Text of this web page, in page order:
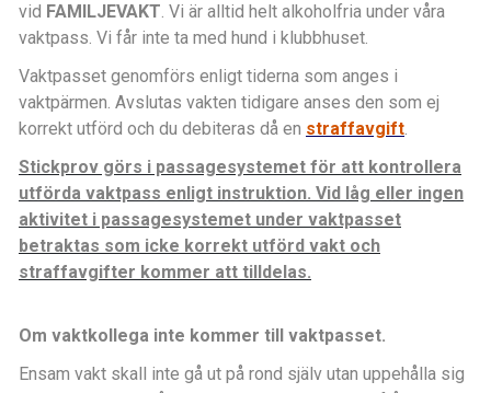
vid FAMILJEVAKT. Vi är alltid helt alkoholfria under våra
vaktpass. Vi får inte ta med hund i klubbhuset.
Vaktpasset genomförs enligt tiderna som anges i
vaktpärmen. Avslutas vakten tidigare anses den som ej
korrekt utförd och du debiteras då en straffavgift.
Stickprov görs i passagesystemet för att kontrollera
utförda vaktpass enligt instruktion. Vid låg eller ingen
aktivitet i passagesystemet under vaktpasset
betraktas som icke korrekt utförd vakt och
straffavgifter kommer att tilldelas.
Om vaktkollega inte kommer till vaktpasset.
Ensam vakt skall inte gå ut på rond själv utan uppehålla sig